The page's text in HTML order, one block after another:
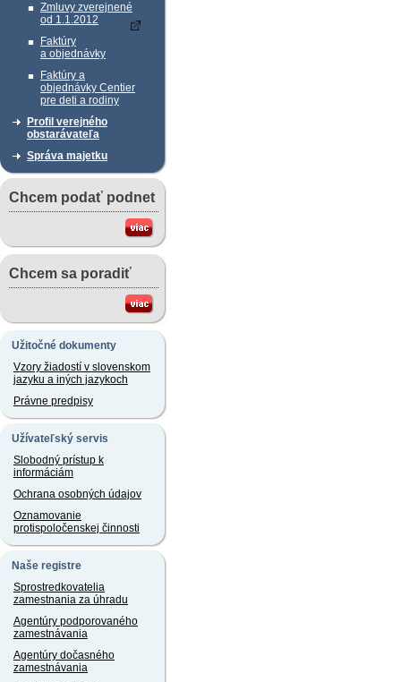
Zmluvy zverejnené
od 1.1.2012
Faktúry
a objednávky
Faktúry a
objednávky Centier
pre deti a rodiny
Profil verejného
obstarávateľa
Správa majetku
Chcem podať podnet
Chcem sa poradiť
Užitočné dokumenty
Vzory žiadostí v slovenskom
jazyku a iných jazykoch
Právne predpisy
Užívateľský servis
Slobodný prístup k
informáciám
Ochrana osobných údajov
Oznamovanie
protispoločenskej činnosti
Naše registre
Sprostredkovatelia
zamestnania za úhradu
Agentúry podporovaného
zamestnávania
Agentúry dočasného
zamestnávania